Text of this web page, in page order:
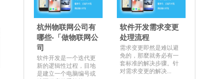
杭州物联网公司有
哪些-「做物联网公
司
软件开发是一个迭代更
新的逻辑性过程，目地
是建立一个电脑编号或
软件开发需求变更
处理流程
需求变更即然是难以避
免的，那麼就务必有一
套标准的解决步骤。针
对需求变更的解决...